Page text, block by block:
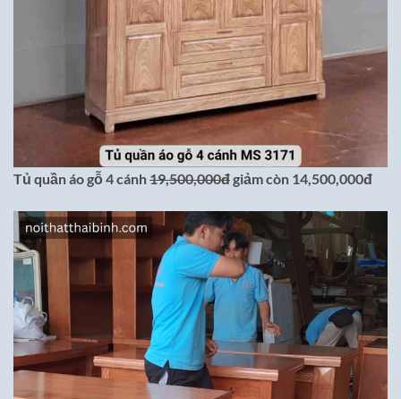
Tủ quần áo gỗ 4 cánh19,500,000đgiảm còn 14,500,000đ